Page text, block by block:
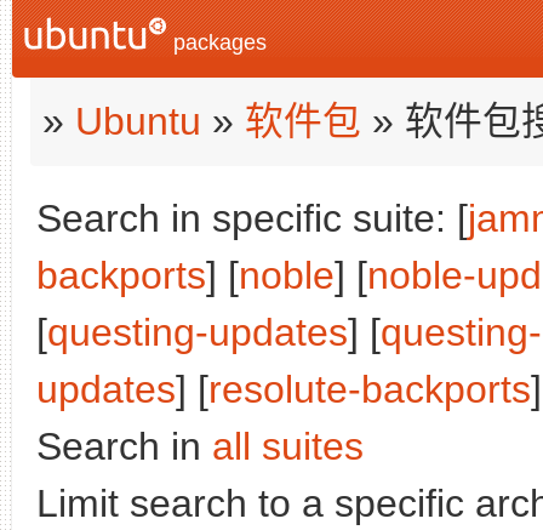
packages
» Ubuntu » 软件包 » 软件包
Search in specific suite: [
backports] [noble] [noble-
[questing-updates] [
updates] [resolute-backports
Search in all suites
Limit search to a specific